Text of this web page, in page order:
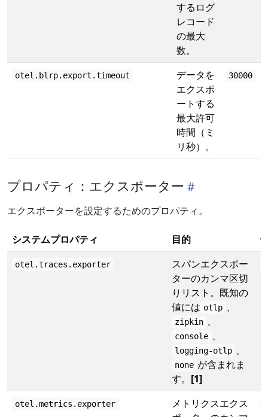
するログ
レコード
の最大
数。
otel.blrp.export.timeout
データを
エクスポ
ートする
最大許可
時間（ミ
リ秒）。
30000
プロパティ：エクスポーター
エクスポーターを設定するためのプロパティ。
システムプロパティ 目的
otel.traces.exporter
スパンエクスポー
ターのカンマ区切
りリスト。既知の
値には otlp 、
zipkin 、
console 、
logging-otlp 、
none が含まれま
す。 [1]
otel.metrics.exporter
メトリクスエクス